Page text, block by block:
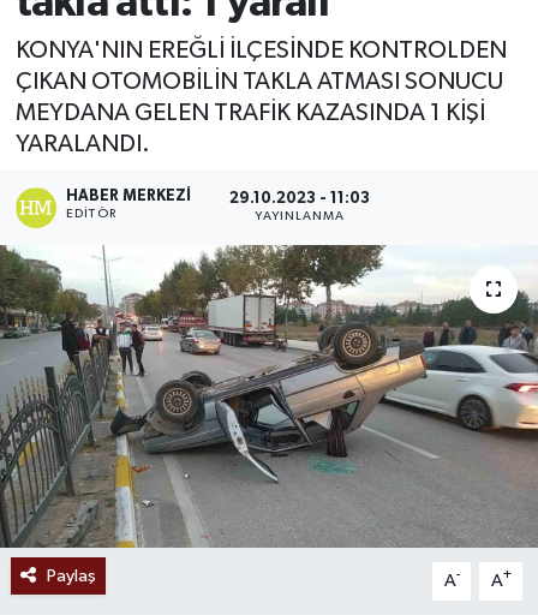
KONYA'NIN EREĞLİ İLÇESİNDE KONTROLDEN
ÇIKAN OTOMOBİLİN TAKLA ATMASI SONUCU
MEYDANA GELEN TRAFİK KAZASINDA 1 KİŞİ
YARALANDI.
HABER MERKEZI
EDITÖR
29.10.2023 - 11:03
YAYINLANMA
Paylaş A- A+
Ekonomi
Sağlık